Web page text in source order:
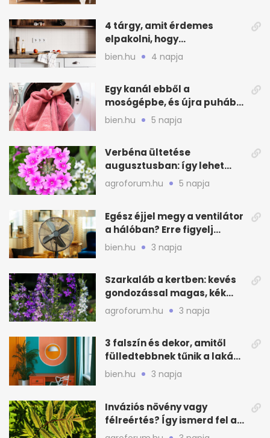
4 tárgy, amit érdemes
elpakolni, hogy
hűvösebbnek tűnjön a lakás
bien.hu 4 napja
Egy kanál ebből a
mosógépbe, és újra puhább
lesz a törölköző
bien.hu 5 napja
Verbéna ültetése
augusztusban: így lehet
még idén virágos a kert
agroforum.hu 5 napja
Egész éjjel megy a ventilátor
a hálóban? Erre figyelj
alvásnál nyáron
bien.hu 3 napja
Szarkaláb a kertben: kevés
gondozással magas, kék
virágfalat ad
agroforum.hu 3 napja
3 falszín és dekor, amitől
fülledtebbnek tűnik a lakás
nyáron
bien.hu 3 napja
Inváziós növény vagy
félreértés? Így ismerd fel a
valódi kockázatot